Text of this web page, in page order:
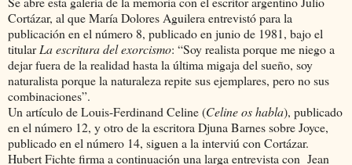
Cortázar, al que María Dolores Aguilera entrevistó para la
publicación en el número 8, publicado en junio de 1981, bajo el
titularLa escritura del exorcismo: “Soy realista porque me niego a
dejar fuera de la realidad hasta la última migaja del sueño, soy
naturalista porque la naturaleza repite sus ejemplares, pero no sus
combinaciones”.
Un artículo de Louis-Ferdinand Celine (Celine os habla), publicado
en el número 12, y otro de la escritora Djuna Barnes sobre Joyce,
publicado en el número 14, siguen a la interviú con Cortázar.
Hubert Fichte firma a continuación una larga entrevista con Jean